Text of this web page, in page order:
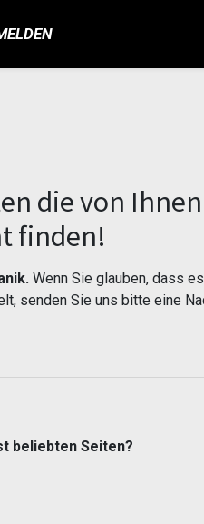
die von
finden!
Wenn Sie glauben, dass
senden Sie uns bitte eine
beliebten Seiten?